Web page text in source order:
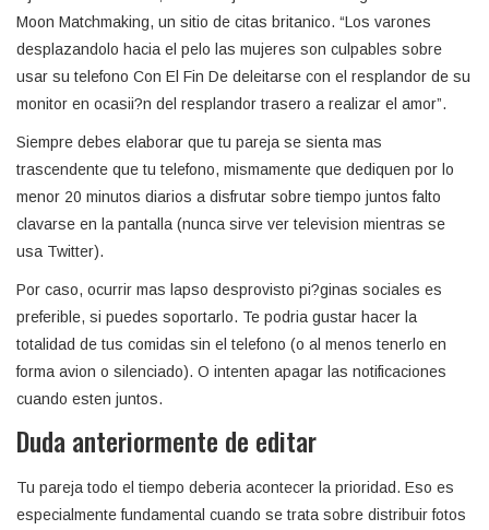
Moon Matchmaking, un sitio de citas britanico. “Los varones
desplazandolo hacia el pelo las mujeres son culpables sobre
usar su telefono Con El Fin De deleitarse con el resplandor de su
monitor en ocasii?n del resplandor trasero a realizar el amor”.
Siempre debes elaborar que tu pareja se sienta mas
trascendente que tu telefono, mismamente que dediquen por lo
menor 20 minutos diarios a disfrutar sobre tiempo juntos falto
clavarse en la pantalla (nunca sirve ver television mientras se
usa Twitter).
Por caso, ocurrir mas lapso desprovisto pi?ginas sociales es
preferible, si puedes soportarlo. Te podria gustar hacer la
totalidad de tus comidas sin el telefono (o al menos tenerlo en
forma avion o silenciado). O intenten apagar las notificaciones
cuando esten juntos.
Duda anteriormente de editar
Tu pareja todo el tiempo deberia acontecer la prioridad. Eso es
especialmente fundamental cuando se trata sobre distribuir fotos